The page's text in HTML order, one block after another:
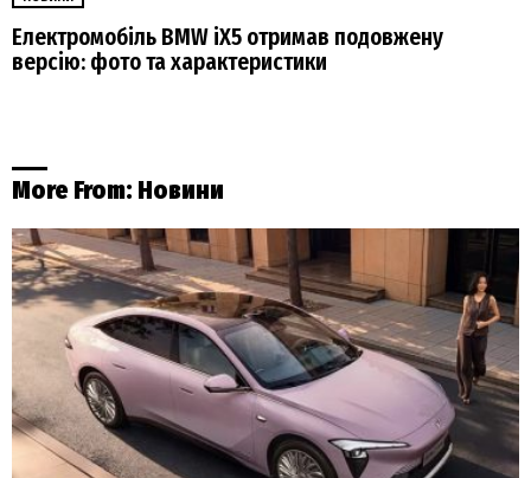
Електромобіль BMW iX5 отримав подовжену
версію: фото та характеристики
More From: Новини